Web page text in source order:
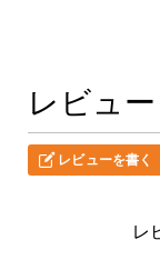
レビュー
レビューを書く
レ